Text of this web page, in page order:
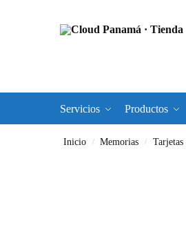
Servicios Productos
Inicio / Memorias /